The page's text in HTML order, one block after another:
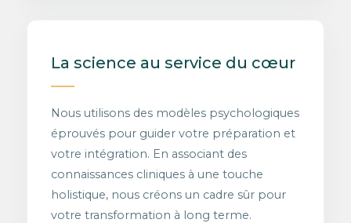
La science au service du cœur
Nous utilisons des modèles psychologiques
éprouvés pour guider votre préparation et
votre intégration. En associant des
connaissances cliniques à une touche
holistique, nous créons un cadre sûr pour
votre transformation à long terme.